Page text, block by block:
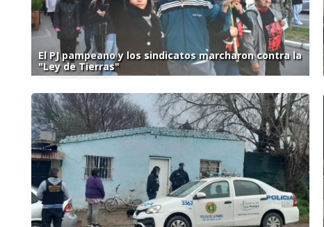
El PJ pampeano y los sindicatos marcharon contra la
"Ley de Tierras"